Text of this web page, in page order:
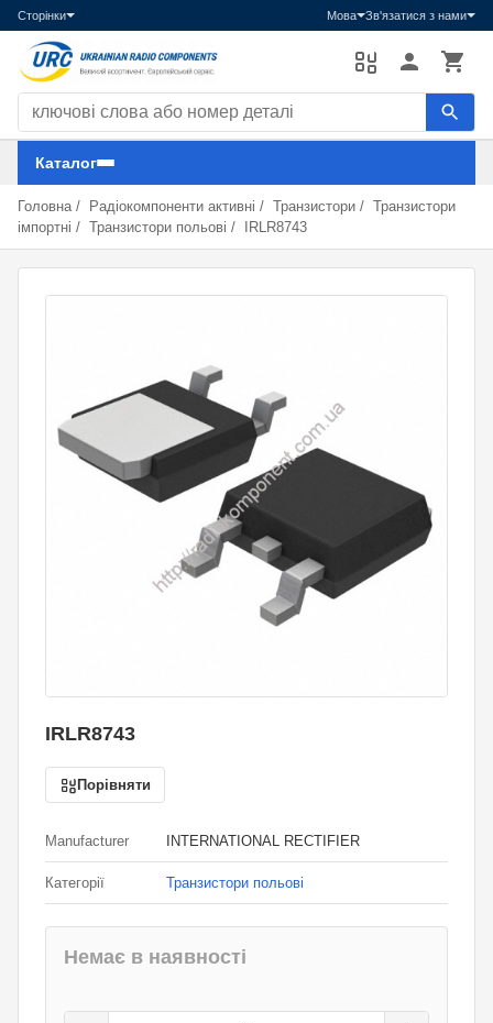
Сторінки Мова Зв'язатися з нами
Пошук компонентів
Каталог
Головна / Радіокомпоненти активні / Транзистори / Транзистори
імпортні / Транзистори польові / IRLR8743
IRLR8743
Порівняти
Manufacturer INTERNATIONAL RECTIFIER
Категорії Транзистори польові
Немає в наявності